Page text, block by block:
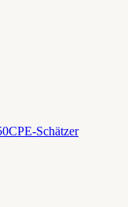
CPE-Schätzer